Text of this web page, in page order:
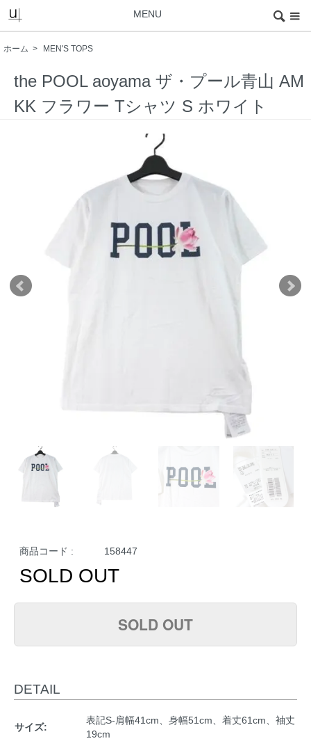
MENU
ホーム > MEN'S TOPS
the POOL aoyama ザ・プール青山 AM
KK フラワー Tシャツ S ホワイト
商品コード : 158447
SOLD OUT
SOLD OUT
DETAIL
サイズ:
表記S-肩幅41cm、身幅51cm、着丈61cm、袖丈
19cm